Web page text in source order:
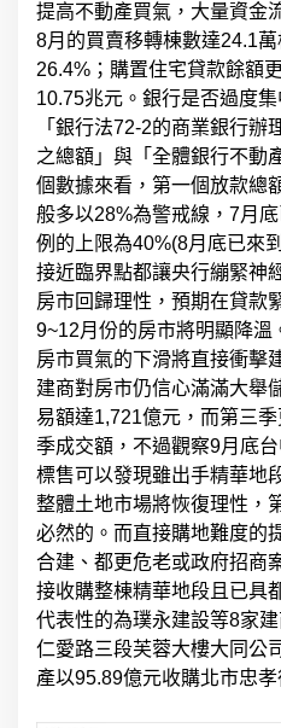
提高不動產買氣，大量資金
8月的買賣移轉棟數達24.1
26.4%；購置住宅貸款餘額
10.75兆元。銀行是否過度
「銀行法72-2的商業銀行
之總額」與「全體銀行不動
個數據來看，第一個放款總
般多以28%為警戒線，7月
例的上限為40%(8月底已來
接近臨界點都讓央行繃緊神
房市回歸理性，預期在貸款
9~12月份的房市將明顯降溫
房市買氣的下滑將直接衝擊
建商對房市仍信心滿滿大舉
易額達1,721億元，而第三
季成交額，不過觀察9月底
標售可以發現雖出手精華地
整體土地市場將恢復理性，
必然的。而直接購地難度的
合建、都更危老或政府招商
接收購整棟精華地段且已具
代表性的為璞永建設等8家
仁愛路三段芙蓉大樓大同公
產以95.89億元收購北市忠孝